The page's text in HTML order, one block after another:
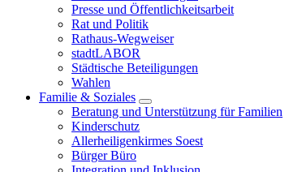
Presse und Öffentlichkeitsarbeit
Rat und Politik
Rathaus-Wegweiser
stadtLABOR
Städtische Beteiligungen
Wahlen
Familie & Soziales
Beratung und Unterstützung für Familien
Kinderschutz
Allerheiligenkirmes Soest
Bürger Büro